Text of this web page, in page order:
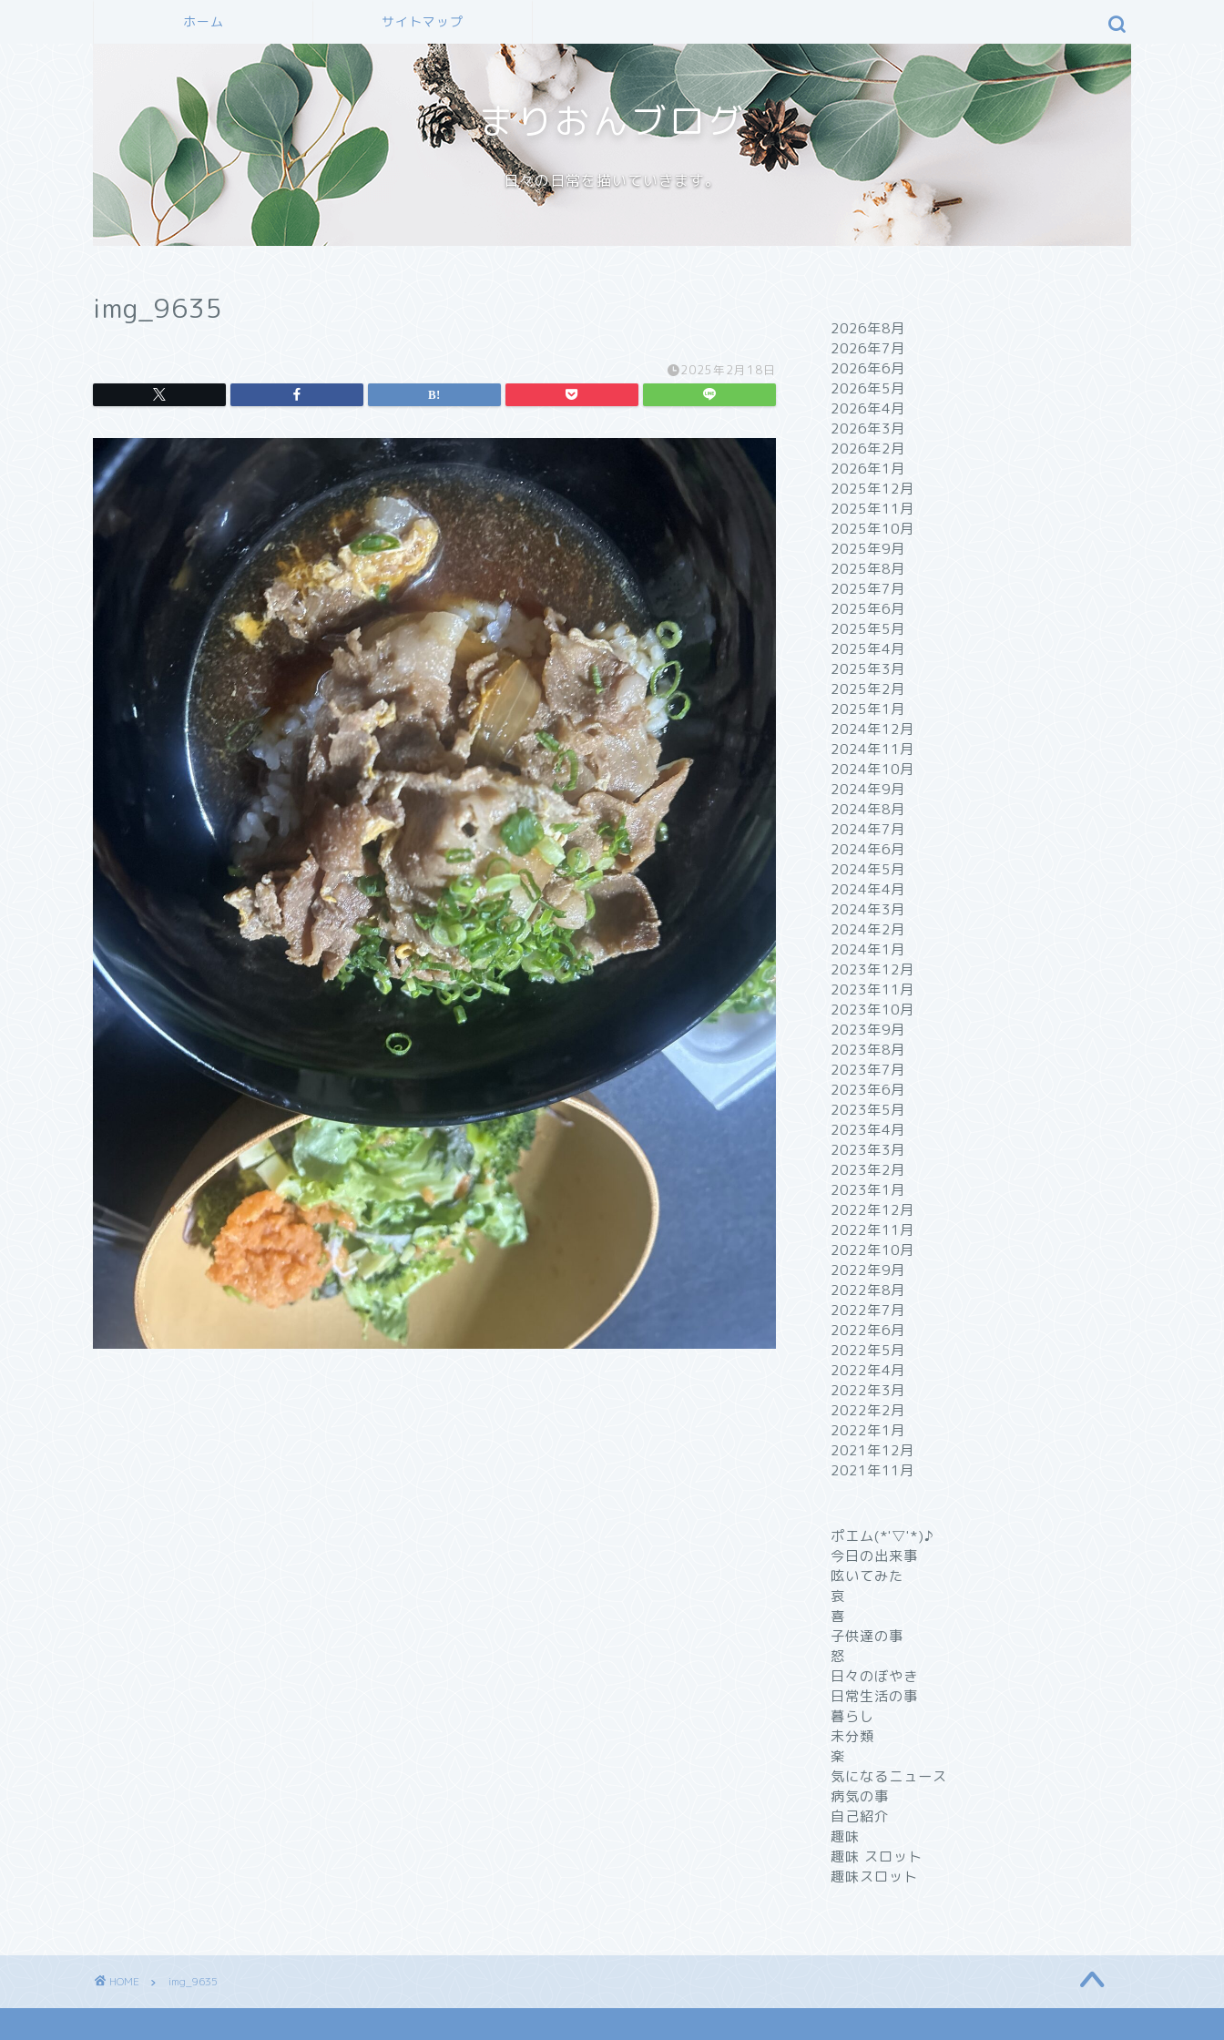
ホーム サイトマップ
まりおんブログ
日々の日常を描いていきます。
img_9635
2025年2月18日
2026年8月
2026年7月
2026年6月
2026年5月
2026年4月
2026年3月
2026年2月
2026年1月
2025年12月
2025年11月
2025年10月
2025年9月
2025年8月
2025年7月
2025年6月
2025年5月
2025年4月
2025年3月
2025年2月
2025年1月
2024年12月
2024年11月
2024年10月
2024年9月
2024年8月
2024年7月
2024年6月
2024年5月
2024年4月
2024年3月
2024年2月
2024年1月
2023年12月
2023年11月
2023年10月
2023年9月
2023年8月
2023年7月
2023年6月
2023年5月
2023年4月
2023年3月
2023年2月
2023年1月
2022年12月
2022年11月
2022年10月
2022年9月
2022年8月
2022年7月
2022年6月
2022年5月
2022年4月
2022年3月
2022年2月
2022年1月
2021年12月
2021年11月
ポエム(*'▽'*)♪
今日の出来事
呟いてみた
哀
喜
子供達の事
怒
日々のぼやき
日常生活の事
暮らし
未分類
楽
気になるニュース
病気の事
自己紹介
趣味
趣味 スロット
趣味スロット
HOME img_9635